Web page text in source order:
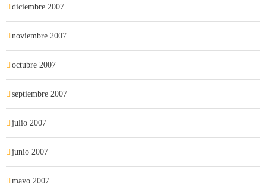
diciembre 2007
noviembre 2007
octubre 2007
septiembre 2007
julio 2007
junio 2007
mayo 2007